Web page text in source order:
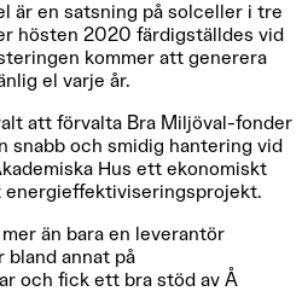
är en satsning på solceller i tre
hösten 2020 färdigställdes vid
kommer att generera
el varje år.
att förvalta Bra Miljöval-fonder
snabb och smidig hantering vid
Hus ett ekonomiskt
än bara en leverantör
bland annat på
och fick ett bra stöd av Å